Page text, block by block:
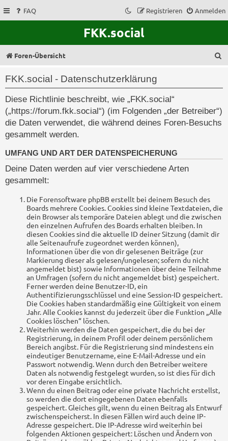
FAQ Anmelden
Registrieren
FKK.social
Foren-Übersicht
FKK.social - Datenschutzerklärung
Diese Richtlinie beschreibt, wie „FKK.social“
(„https://forum.fkk.social“) (im Folgenden „der Betreiber“)
die Daten verwendet, die während deines Foren-Besuchs
gesammelt werden.
UMFANG UND ART DER DATENSPEICHERUNG
Deine Daten werden auf vier verschiedene Arten
gesammelt:
Die Forensoftware phpBB erstellt bei deinem Besuch des
Boards mehrere Cookies. Cookies sind kleine Textdateien, die
dein Browser als temporäre Dateien ablegt und die zwischen
den einzelnen Aufrufen des Boards erhalten bleiben. In
diesen Cookies sind die aktuelle ID deiner Sitzung (damit dir
alle Seitenaufrufe zugeordnet werden können),
Informationen über die von dir gelesenen Beiträge (zur
Markierung dieser als gelesen/ungelesen; sofern du nicht
angemeldet bist) sowie Informationen über deine Teilnahme
an Umfragen (sofern du nicht angemeldet bist) gespeichert.
Ferner werden deine Benutzer-ID, ein
Authentifizierungsschlüssel und eine Session-ID gespeichert.
Die Cookies haben standardmäßig eine Gültigkeit von einem
Jahr. Alle Cookies kannst du jederzeit über die Funktion „Alle
Cookies löschen“ löschen.
Weiterhin werden die Daten gespeichert, die du bei der
Registrierung, in deinem Profil oder deinem persönlichem
Bereich angibst. Für die Registrierung sind mindestens ein
eindeutiger Benutzername, eine E-Mail-Adresse und ein
Passwort notwendig. Wenn durch den Betreiber weitere
Daten als notwendig festgelegt wurden, so ist dies für dich
vor deren Eingabe ersichtlich.
Wenn du einen Beitrag oder eine private Nachricht erstellst,
so werden die dort eingegebenen Daten ebenfalls
gespeichert. Gleiches gilt, wenn du einen Beitrag als Entwurf
zwischenspeicherst. In diesen Fällen wird auch deine IP-
Adresse gespeichert. Die IP-Adresse wird weiterhin bei
folgenden Aktionen gespeichert: Löschen und Ändern von